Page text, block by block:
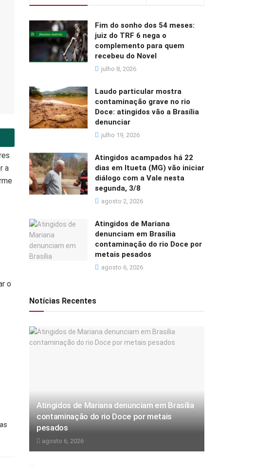
a
o
Fim do sonho dos 54 meses:
juiz do TRF 6 nega o
complemento para quem
recebeu do Novel
julho 8, 2026
Laudo particular mostra
contaminação grave no rio
Doce: atingidos vão a Brasília
denunciar
julho 19, 2026
Atingidos acampados há 22
dias em Itueta (MG) vão iniciar
diálogo com a Vale nesta
segunda, 3/8
agosto 2, 2026
Atingidos de Mariana
denunciam em Brasília
contaminação do rio Doce por
metais pesados
agosto 6, 2026
Notícias Recentes
Atingidos de Mariana denunciam em Brasília
contaminação do rio Doce por metais
pesados
agosto 6, 2026